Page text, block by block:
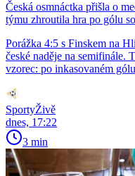
Česká osmnáctka přišla o
týmu zhroutila hra po gólu
Porážka 4:5 s Finskem na
české naděje na semifinále.
vzorec: po inkasovaném
SportyŽivě
dnes, 17:22
3 min